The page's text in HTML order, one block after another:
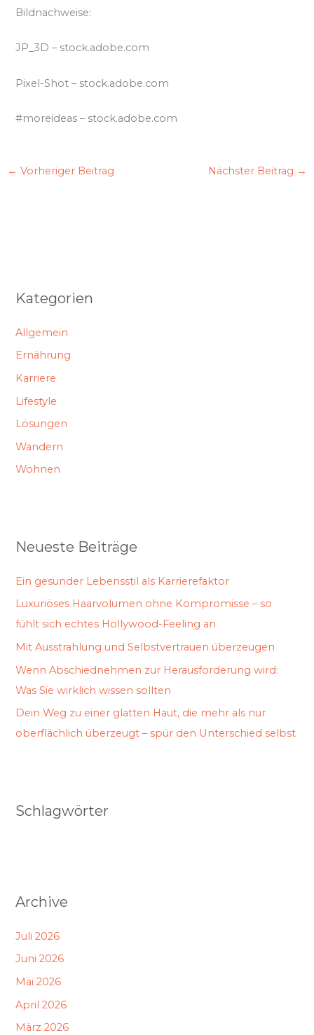
Bildnachweise:
JP_3D – stock.adobe.com
Pixel-Shot – stock.adobe.com
#moreideas – stock.adobe.com
← Vorheriger Beitrag Nächster Beitrag →
Kategorien
Allgemein
Ernährung
Karriere
Lifestyle
Lösungen
Wandern
Wohnen
Neueste Beiträge
Ein gesunder Lebensstil als Karrierefaktor
Luxuriöses Haarvolumen ohne Kompromisse – so
fühlt sich echtes Hollywood-Feeling an
Mit Ausstrahlung und Selbstvertrauen überzeugen
Wenn Abschiednehmen zur Herausforderung wird:
Was Sie wirklich wissen sollten
Dein Weg zu einer glatten Haut, die mehr als nur
oberflächlich überzeugt – spür den Unterschied selbst
Schlagwörter
Archive
Juli 2026
Juni 2026
Mai 2026
April 2026
März 2026